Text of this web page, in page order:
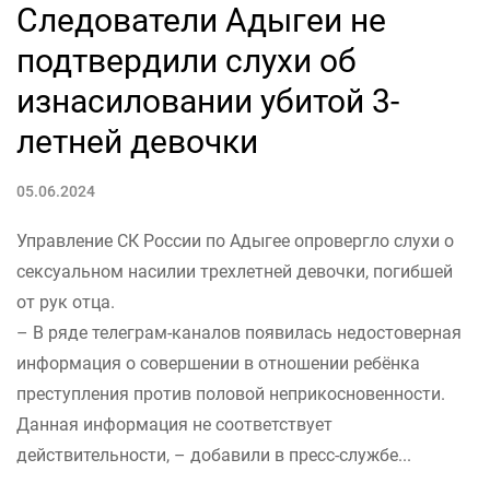
Следователи Адыгеи не
подтвердили слухи об
изнасиловании убитой 3-
летней девочки
05.06.2024
Управление СК России по Адыгее опровергло слухи о
сексуальном насилии трехлетней девочки, погибшей
от рук отца.
– В ряде телеграм-каналов появилась недостоверная
информация о совершении в отношении ребёнка
преступления против половой неприкосновенности.
Данная информация не соответствует
действительности, – добавили в пресс-службе...